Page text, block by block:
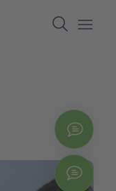
Search